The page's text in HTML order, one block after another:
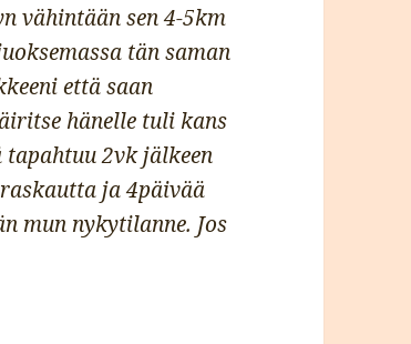
vähintään sen 4-5km
tän saman
että saan
hänelle tuli kans
tapahtuu 2vk jälkeen
ja 4päivää
mun nykytilanne. Jos